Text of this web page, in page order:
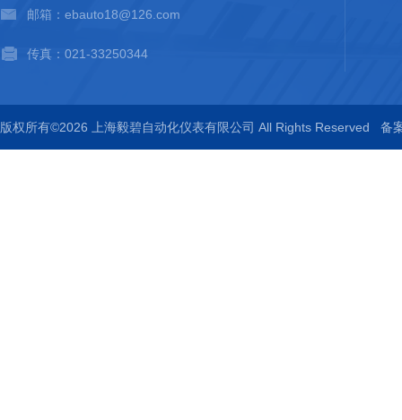
邮箱：ebauto18@126.com
传真：021-33250344
版权所有©2026 上海毅碧自动化仪表有限公司 All Rights Reserved 备